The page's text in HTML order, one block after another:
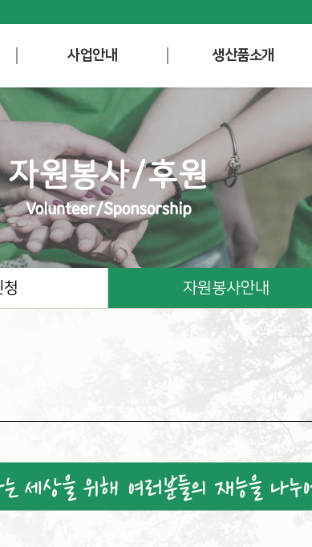
사업안내 생산품소개
자원봉사안내